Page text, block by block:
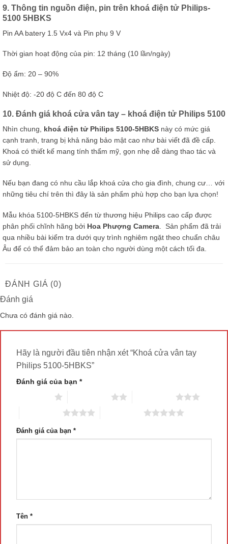
9. Thông tin nguồn điện, pin trên khoá điện tử Philips-
5100 5HBKS
Pin AA batery 1.5 Vx4 và Pin phụ 9 V
Thời gian hoạt động của pin: 12 tháng (10 lần/ngày)
Độ ẩm: 20 – 90%
Nhiệt độ: -20 độ C đến 80 độ C
10. Đánh giá khoá cửa vân tay – khoá điện tử Philips 5100
Nhìn chung, khoá điện tử Philips 5100-5HBKS này có mức giá
cạnh tranh, trang bị khả năng bảo mật cao như bài viết đã đề cấp.
Khoá có thiết kế mang tính thẩm mỹ, gọn nhẹ dễ dàng thao tác và
sử dụng.
Nếu bạn đang có nhu cầu lắp khoá cửa cho gia đình, chung cư… với
những tiêu chí trên thì đây là sản phẩm phù hợp cho bạn lựa chọn!
Mẫu khóa 5100-5HBKS đến từ thương hiệu Philips cao cấp được
phân phối chĩnh hãng bởi Hoa Phượng Camera . Sản phẩm đã trải
qua nhiều bài kiểm tra dưới quy trình nghiêm ngặt theo chuẩn châu
Âu để có thể đảm bảo an toàn cho người dùng một cách tối đa.
ĐÁNH GIÁ (0)
Đánh giá
Chưa có đánh giá nào.
Hãy là người đầu tiên nhận xét “Khoá cửa vân tay
Philips 5100-5HBKS”
Đánh giá của bạn *
Đánh giá của bạn *
Tên *